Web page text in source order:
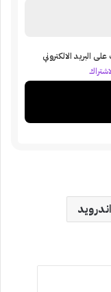
البريد الالكتروني